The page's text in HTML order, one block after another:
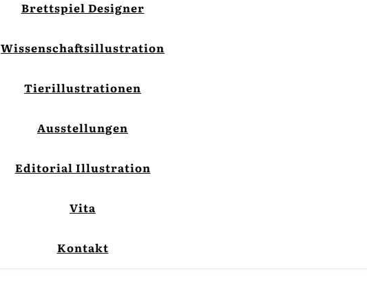
Brettspiel Designer
Wissenschaftsillustration
Tierillustrationen
Ausstellungen
Editorial Illustration
Vita
Kontakt